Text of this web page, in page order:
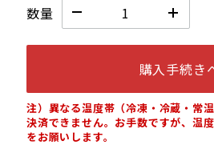
数量
購入手続き
注）異なる温度帯（冷凍・冷蔵・常
決済できません。お手数ですが、温
をお願いします。